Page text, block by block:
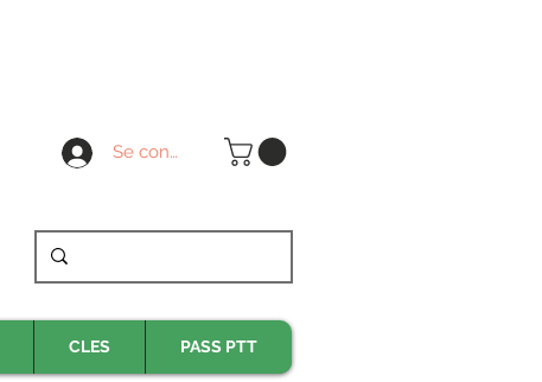
Se connecter
CLES PASS PTT